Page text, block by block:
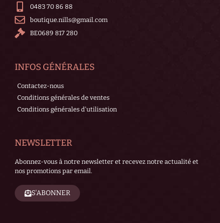
0483 70 86 88
boutique.nills@gmail.com
BE0689 817 280
INFOS GÉNÉRALES
Contactez-nous
Conditions générales de ventes
Conditions générales d'utilisation
NEWSLETTER
Abonnez-vous à notre newsletter et recevez notre actualité et
nos promotions par email.
S'ABONNER